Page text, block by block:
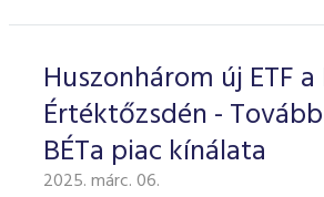
Huszonhárom új ETF
Értéktőzsdén -
BÉTa piac kínálata
2025. márc. 06.